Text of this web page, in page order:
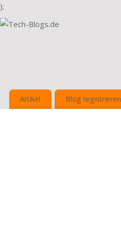
);
Artikel Blog registrieren